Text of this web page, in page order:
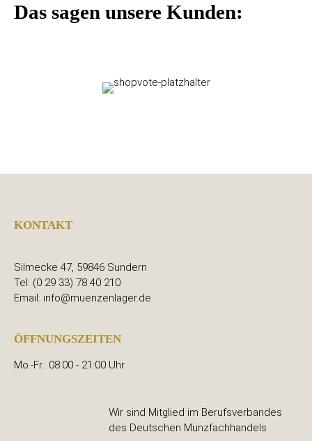
Das sagen unsere Kunden:
KONTAKT
Silmecke 47, 59846 Sundern
Tel: (0 29 33) 78 40 210
Email: info@muenzenlager.de
ÖFFNUNGSZEITEN
Mo.-Fr.: 08:00 - 21:00 Uhr
Wir sind Mitglied im Berufsverbandes
des Deutschen Münzfachhandels